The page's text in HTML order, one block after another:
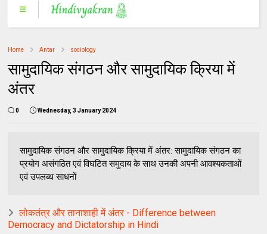
Home Antar sociology
सामुदायिक संगठन और सामुदायिक क्रिया में
अंतर
0 Wednesday, 3 January 2024
सामुदायिक संगठन और सामुदायिक क्रिया में अंतर: सामुदायिक संगठन का
प्रयोग असंगठित एवं विघटित समुदाय के साथ उनकी अपनी आवश्यकताओं
एवं उपलब्ध साधनों
लोकतंत्र और तानाशाही में अंतर - Difference between
Democracy and Dictatorship in Hindi